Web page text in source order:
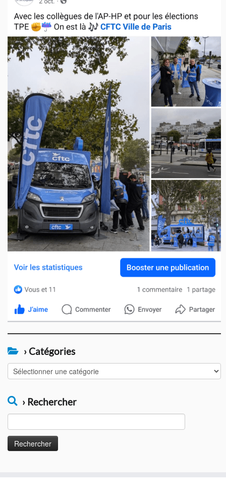
› Catégories
Catégories
› Rechercher